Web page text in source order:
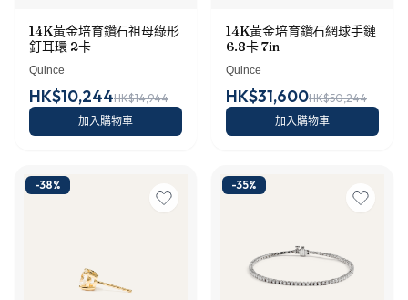
14K黃金培育鑽石祖母綠形
釘耳環 2卡
Quince
HK$10,244HK$14,944
加入購物車
14K黃金培育鑽石網球手鏈
6.8卡 7in
Quince
HK$31,600HK$50,244
加入購物車
-38% -35%